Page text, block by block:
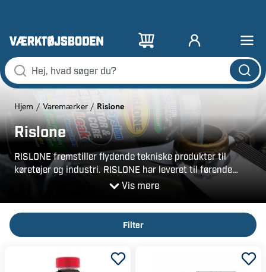
Hjem Varemærker Rislone
Rislone
RISLONE fremstiller flydende tekniske produkter til
køretøjer og industri. RISLONE har leveret til førende
bilproducenter siden 1958. Vi forlænger levetid og
hjælper køretøjer med at overleve med gennemprøvede
Vis mere
Filter